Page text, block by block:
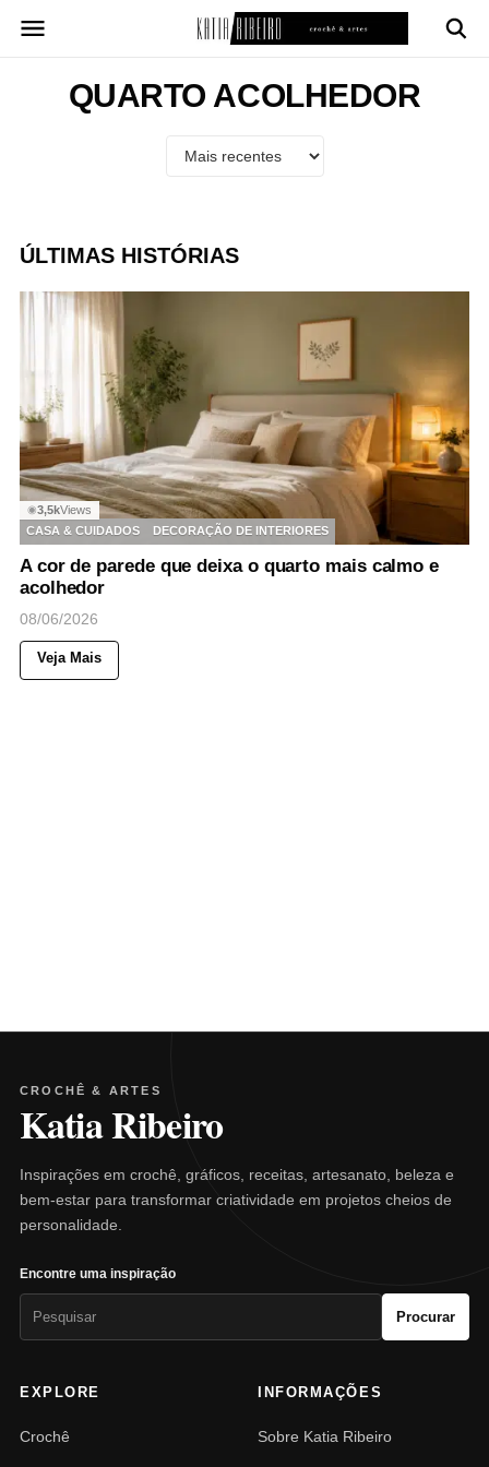
para
conteúdoQUARTO ACOLHEDOR
ÚLTIMAS HISTÓRIAS
◉3,5kViews
CASA & CUIDADOS
DECORAÇÃO DE INTERIORES
A cor de parede que deixa o quarto mais calmo e
acolhedor
08/06/2026
Veja Mais
CROCHÊ & ARTES
Katia Ribeiro
Inspirações em crochê, gráficos, receitas, artesanato, beleza e
bem-estar para transformar criatividade em projetos cheios de
personalidade.
Encontre uma inspiração
Procurar
EXPLORE
Crochê
INFORMAÇÕES
Sobre Katia Ribeiro